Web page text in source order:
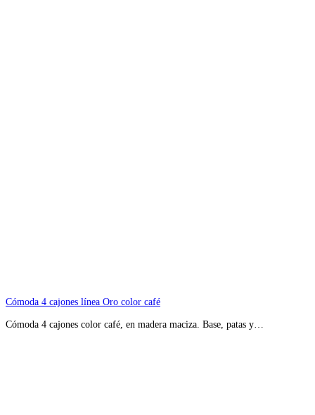
Cómoda 4 cajones línea Oro color café
Cómoda 4 cajones color café, en madera maciza. Base, patas y…